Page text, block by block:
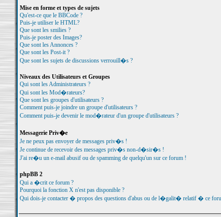
Mise en forme et types de sujets
Qu'est-ce que le BBCode ?
Puis-je utiliser le HTML?
Que sont les smilies ?
Puis-je poster des Images?
Que sont les Annonces ?
Que sont les Post-it ?
Que sont les sujets de discussions verrouill�s ?
Niveaux des Utilisateurs et Groupes
Qui sont les Administrateurs ?
Qui sont les Mod�rateurs?
Que sont les groupes d'utilisateurs ?
Comment puis-je joindre un groupe d'utilisateurs ?
Comment puis-je devenir le mod�rateur d'un groupe d'utilisateurs ?
Messagerie Priv�e
Je ne peux pas envoyer de messages priv�s !
Je continue de recevoir des messages priv�s non-d�sir�s !
J'ai re�u un e-mail abusif ou de spamming de quelqu'un sur ce forum !
phpBB 2
Qui a �crit ce forum ?
Pourquoi la fonction X n'est pas disponible ?
Qui dois-je contacter � propos des questions d'abus ou de l�galit� relatif � ce